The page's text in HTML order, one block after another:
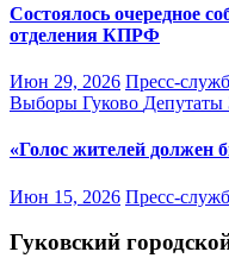
Состоялось очередное
отделения КПРФ
Июн 29, 2026 Пресс-
Выборы Гуково Депутаты
«Голос жителей должен
Июн 15, 2026 Пресс-
Гуковский